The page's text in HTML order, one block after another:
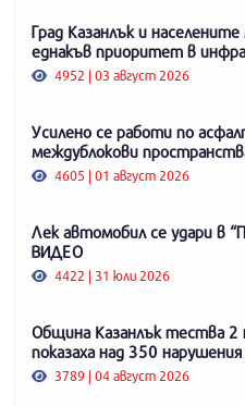
Град Казанлък и
еднакъв приоритет в
4952 | 03 август 2026
Усилено се работи по
междублокови
4605 | 01 август 2026
Лек автомобил се удари в
ВИДЕО
4422 | 31 юли 2026
Община Казанлък тества 2
показаха над 350
3789 | 04 август 2026